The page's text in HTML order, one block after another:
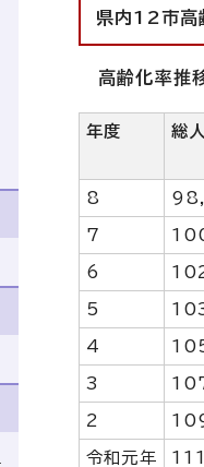
県内12市高
高齢化率推
年度 総
8
7
6
5
4
3
2
令和元年